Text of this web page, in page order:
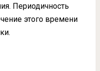
Периодичность
этого времени